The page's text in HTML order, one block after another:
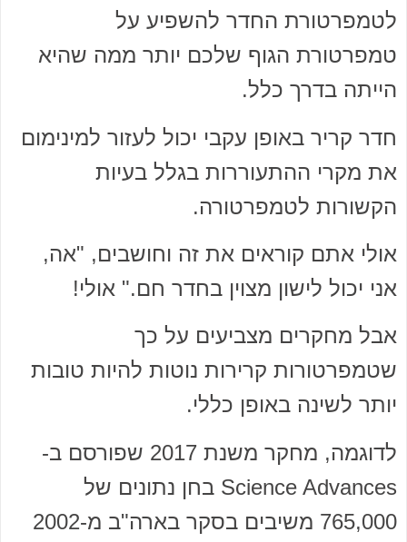
לטמפרטורת החדר להשפיע על
טמפרטורת הגוף שלכם יותר ממה שהיא
הייתה בדרך כלל.
חדר קריר באופן עקבי יכול לעזור למינימום
את מקרי ההתעוררות בגלל בעיות
הקשורות לטמפרטורה.
אולי אתם קוראים את זה וחושבים, "אה,
אני יכול לישון מצוין בחדר חם." אולי!
אבל מחקרים מצביעים על כך
שטמפרטורות קרירות נוטות להיות טובות
יותר לשינה באופן כללי.
לדוגמה, מחקר משנת 2017 שפורסם ב-
Science Advances בחן נתונים של
765,000 משיבים בסקר בארה"ב מ-2002